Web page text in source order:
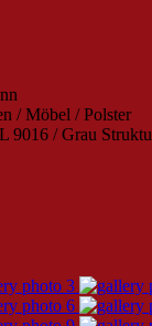
/ Möbel / Polster
/ Grau